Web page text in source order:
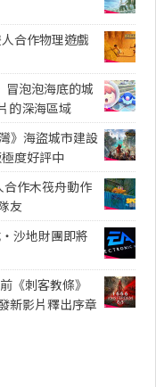
合作物理遊戲
冒泡泡海底的城
的深海區域
》海盜城市建設
度好評中
合作木筏舟動作
友
沙地財團即將
《刺客教條》
新影片釋出序章